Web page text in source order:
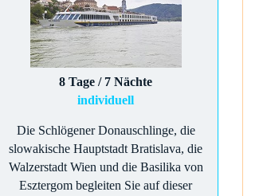
8 Tage / 7 Nächte
individuell
Die Schlögener Donauschlinge, die
slowakische Hauptstadt Bratislava, die
Walzerstadt Wien und die Basilika von
Esztergom begleiten Sie auf dieser